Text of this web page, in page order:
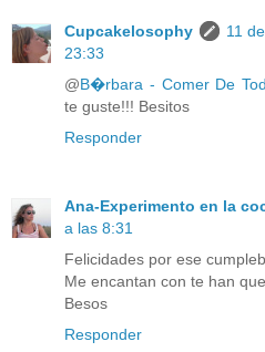
Cupcakelosophy
11
23:33
@B�rbara - Comer De
te guste!!! Besitos
Responder
Ana-Experimento en la
a las 8:31
Felicidades por ese
Me encantan con te han
Besos
Responder